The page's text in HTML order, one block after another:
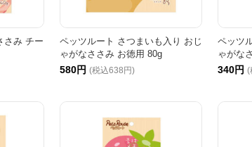
さみ チー
ペッツルート さつまいも入り おじ
ゃがなささみ お徳用 80g
580円 (税込638円)
ペッツ
ゃがな
340円 (